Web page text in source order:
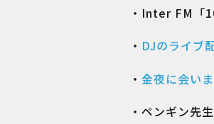
・Inter FM「
・ DJのライブ
・ 金夜に会い
・ペンギン先